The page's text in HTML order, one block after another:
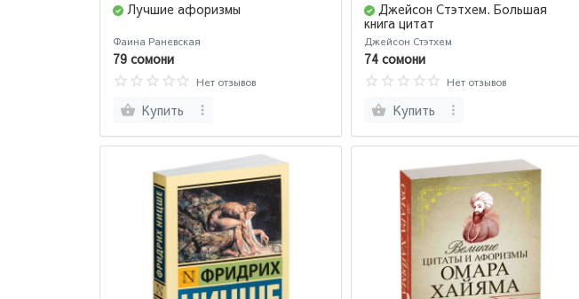
Лучшие афоризмы
Фаина Раневская
79 сомони
Нет отзывов
Купить
Джейсон Стэтхем. Большая
книга цитат
Джейсон Стэтхем
74 сомони
Нет отзывов
Купить